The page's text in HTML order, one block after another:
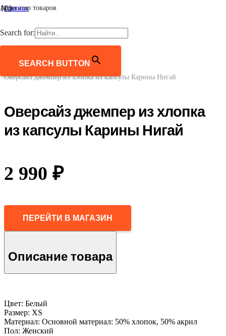
Агрегатор товаров
Search for:
SEARCH BUTTON
Главная
/
Джемперы, свитеры, кардиганы
Оверсайз джемпер из хлопка из капсулы Карины Нигай
Оверсайз джемпер из хлопка
из капсулы Карины Нигай
2 990 ₽
ПЕРЕЙТИ В МАГАЗИН
Описание товара
Цвет: Белый
Размер: XS
Материал: Основной материал: 50% хлопок, 50% акрил
Пол: Женский